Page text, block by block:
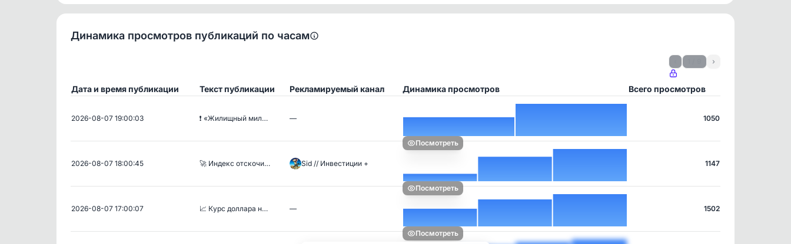
Динамика просмотров публикаций по часам
›
Дата и время публикации Текст публикации Рекламируемый канал Динамика просмотров Всего просмотров
2026-08-07 19:00:03 ❗️ «Жилищный мил… —
Посмотреть
1050
2026-08-07 18:00:45 🚀 Индекс отскочи… Sid // Инвестиции +
Посмотреть
1147
2026-08-07 17:00:07 📈 Курс доллара н… —
Посмотреть
1502